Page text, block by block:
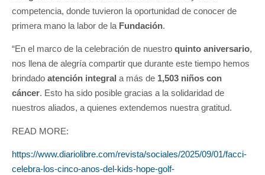
competencia, donde tuvieron la oportunidad de conocer de
primera mano la labor de la Fundación.
“En el marco de la celebración de nuestro quinto aniversario,
nos llena de alegría compartir que durante este tiempo hemos
brindado atención integral a más de 1,503 niños con
cáncer. Esto ha sido posible gracias a la solidaridad de
nuestros aliados, a quienes extendemos nuestra gratitud.
READ MORE:
https://www.diariolibre.com/revista/sociales/2025/09/01/facci-
celebra-los-cinco-anos-del-kids-hope-golf-